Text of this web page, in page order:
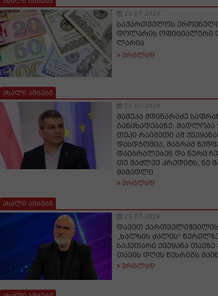
25-07-2024
საქართველოს
დოლარის ოფიციალური
ლარია
ვრცლად
ახალი ამბები
25-07-2024
მამუკა მდინარაძე
განცხადებაზე:
თუკი რაიმეთი ამ
დასდგომია, მაგრამ
დაიბრალებენ და ნურც
თუ მაძლევ კრედიტს, ნუ
მამადლი
ვრცლად
ახალი ამბები
25-07-2024
დავით ქართველიშვილის
„ხალხის ძალის“
საკუთარი ქვეყანა თავზე
თავის დღის წესრიგს
ვრცლად